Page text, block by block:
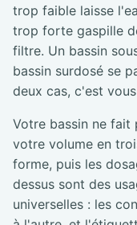
trop faible laisse
trop forte gaspille
filtre. Un bassin
bassin surdosé se
deux cas, c'est
Votre bassin ne fait
votre volume en
forme, puis les
dessus sont des
universelles : les